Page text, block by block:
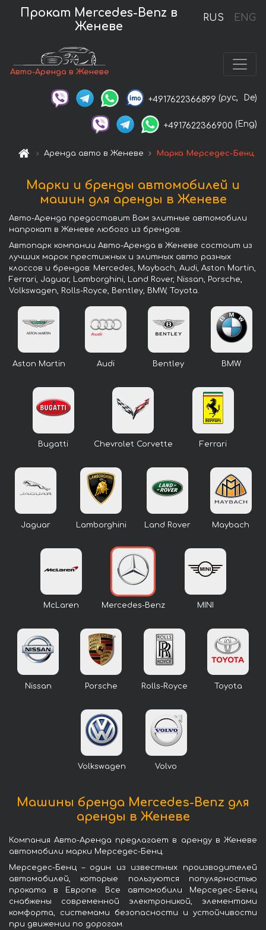
RUS ENG
Прокат Mercedes-Benz в
Женеве
Авто-Аренда в Женеве
+4917622366899 (рус, De)
+4917622366900 (Eng)
Аренда авто в Женеве Марка Мерседес-Бенц
Марки и бренды автомобилей и
машин для аренды в Женеве
Авто-Аренда предоставит Вам элитные автомобили
напрокат в Женеве любого из брендов.
Автопарк компании Авто-Аренда в Женеве состоит из
лучших марок престижных и элитных авто разных
классов и брендов: Mercedes, Maybach, Audi, Aston Martin,
Ferrari, Jaguar, Lamborghini, Land Rover, Nissan, Porsche,
Volkswagen, Rolls-Royce, Bentley, BMW, Toyota.
Aston Martin Audi Bentley BMW
Bugatti Chevrolet Corvette Ferrari
Jaguar Lamborghini Land Rover Maybach
McLaren Mercedes-Benz MINI
Nissan Porsche Rolls-Royce Toyota
Volkswagen Volvo
Машины бренда Mercedes-Benz для
аренды в Женеве
Компания Авто-Аренда предлагает в аренду в Женеве
автомобили марки Мерседес-Бенц.
Мерседес-Бенц – один из известных производителей
автомобилей, которые пользуются популярностью
проката в Европе. Все автомобили Мерседес-Бенц
снабжены современной электроникой, элементами
комфорта, системами безопасности и устойчивости
при движении по дорогам.